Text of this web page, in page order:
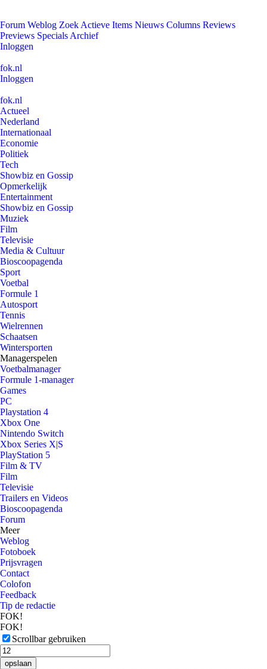
Forum Weblog Zoek Actieve Items Nieuws Columns Reviews
Previews Specials Archief
Inloggen
fok.nl
Inloggen
fok.nl
Actueel
Nederland
Internationaal
Economie
Politiek
Tech
Showbiz en Gossip
Opmerkelijk
Entertainment
Showbiz en Gossip
Muziek
Film
Televisie
Media & Cultuur
Bioscoopagenda
Sport
Voetbal
Formule 1
Autosport
Tennis
Wielrennen
Schaatsen
Wintersporten
Managerspelen
Voetbalmanager
Formule 1-manager
Games
PC
Playstation 4
Xbox One
Nintendo Switch
Xbox Series X|S
PlayStation 5
Film & TV
Film
Televisie
Trailers en Videos
Bioscoopagenda
Forum
Meer
Weblog
Fotoboek
Prijsvragen
Contact
Colofon
Feedback
Tip de redactie
FOK!
FOK!
Scrollbar gebruiken
opslaan